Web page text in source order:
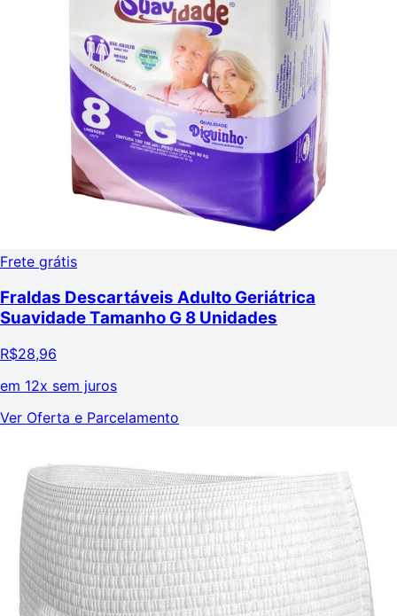
Frete grátis
Fraldas Descartáveis Adulto Geriátrica
Suavidade Tamanho G 8 Unidades
R$28,96
em 12x sem juros
Ver Oferta e Parcelamento